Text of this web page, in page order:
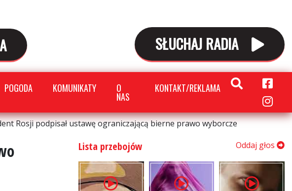
SŁUCHAJ RADIA
POGODA KOMUNIKATY O
NAS
KONTAKT/REKLAMA
Rosji podpisał ustawę ograniczającą bierne prawo wyborcze
Lista przebojów Oddaj głos